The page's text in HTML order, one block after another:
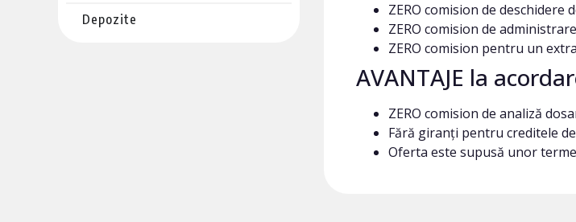
Depozite
ZERO comision de deschidere
ZERO comision de
ZERO comision pentru un
AVANTAJE la
ZERO comision de analiză
Fără giranți pentru creditele
Oferta este supusă unor